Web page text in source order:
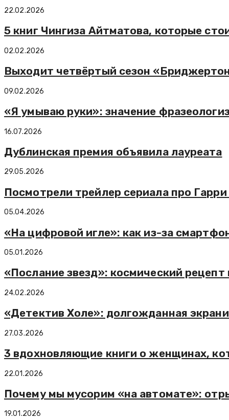
22.02.2026
5 книг Чингиза Айтматова, которые
02.02.2026
Выходит четвёртый сезон
09.02.2026
«Я умываю руки»: значение
16.07.2026
Дублинская премия объявила лауреата
29.05.2026
Посмотрели трейлер сериала про
05.04.2026
«На цифровой игле»: как из-за
05.01.2026
«Послание звезд»: космический
24.02.2026
«Детектив Холе»: долгожданная
27.03.2026
3 вдохновляющие книги о женщинах,
22.01.2026
Почему мы мусорим «на автомате»:
19.01.2026